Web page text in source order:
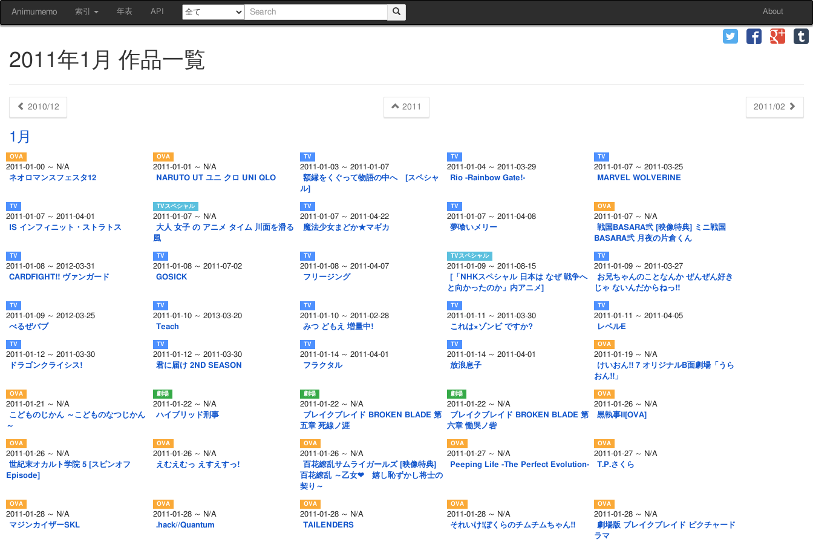
Animumemo 索引 年表 API About
2011年1月 作品一覧
2010/12 2011 2011/02
1月
2011-01-00 ～ N/A
ネオロマンスフェスタ12
2011-01-01 ～ N/A
NARUTO UT ユニ クロ UNI QLO
2011-01-03 ～ 2011-01-07
額縁をくぐって物語の中へ [スペシャ
ル]
2011-01-04 ～ 2011-03-29
Rio -Rainbow Gate!-
2011-01-07 ～ 2011-03-25
MARVEL WOLVERINE
2011-01-07 ～ 2011-04-01
IS インフィニット・ストラトス
2011-01-07 ～ N/A
大人 女子 の アニメ タイム 川面を滑る
風
2011-01-07 ～ 2011-04-22
魔法少女まどか★マギカ
2011-01-07 ～ 2011-04-08
夢喰いメリー
2011-01-07 ～ N/A
戦国BASARA弐 [映像特典] ミニ戦国
BASARA弐 月夜の片倉くん
2011-01-08 ～ 2012-03-31
CARDFIGHT!! ヴァンガード
2011-01-08 ～ 2011-07-02
GOSICK
2011-01-08 ～ 2011-04-07
フリージング
2011-01-09 ～ 2011-08-15
[「NHKスペシャル 日本は なぜ 戦争へ
と向かったのか」内アニメ]
2011-01-09 ～ 2011-03-27
お兄ちゃんのことなんか ぜんぜん好き
じゃ ないんだからねっ!!
2011-01-09 ～ 2012-03-25
べるぜバブ
2011-01-10 ～ 2013-03-20
Teach
2011-01-10 ～ 2011-02-28
みつ どもえ 増量中!
2011-01-11 ～ 2011-03-30
これは×ゾンビ ですか?
2011-01-11 ～ 2011-04-05
レベルE
2011-01-12 ～ 2011-03-30
ドラゴンクライシス!
2011-01-12 ～ 2011-03-30
君に届け 2ND SEASON
2011-01-14 ～ 2011-04-01
フラクタル
2011-01-14 ～ 2011-04-01
放浪息子
2011-01-19 ～ N/A
けいおん!! 7 オリジナルB面劇場「うら
おん!!」
2011-01-21 ～ N/A
こどものじかん ～こどものなつじかん
～
2011-01-22 ～ N/A
ハイブリッド刑事
2011-01-22 ～ N/A
ブレイクブレイド BROKEN BLADE 第
五章 死線ノ涯
2011-01-22 ～ N/A
ブレイクブレイド BROKEN BLADE 第
六章 慟哭ノ砦
2011-01-26 ～ N/A
黒執事Ⅱ[OVA]
2011-01-26 ～ N/A
世紀末オカルト学院 5 [スピンオフ
Episode]
2011-01-26 ～ N/A
えむえむっ えすえすっ!
2011-01-26 ～ N/A
百花繚乱サムライガールズ [映像特典]
百花繚乱 ～乙女❤ 嬉し恥ずかし将士の
契り～
2011-01-27 ～ N/A
Peeping Life -The Perfect Evolution-
2011-01-27 ～ N/A
T.P.さくら
2011-01-28 ～ N/A
マジンカイザーSKL
2011-01-28 ～ N/A
.hack//Quantum
2011-01-28 ～ N/A
TAILENDERS
2011-01-28 ～ N/A
それいけ!ぼくらのチムチムちゃん!!
2011-01-28 ～ N/A
劇場版 ブレイクブレイド ピクチャード
ラマ